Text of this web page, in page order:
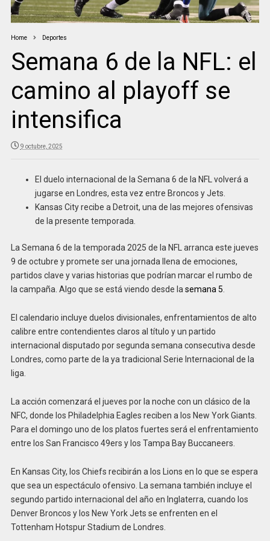
Home Deportes
Semana 6 de la NFL: el
camino al playoff se
intensifica
9 octubre, 2025
El duelo internacional de la Semana 6 de la NFL volverá a
jugarse en Londres, esta vez entre Broncos y Jets.
Kansas City recibe a Detroit, una de las mejores ofensivas
de la presente temporada.
La Semana 6 de la temporada 2025 de la NFL arranca este jueves
9 de octubre y promete ser una jornada llena de emociones,
partidos clave y varias historias que podrían marcar el rumbo de
la campaña. Algo que se está viendo desde la semana 5
El calendario incluye duelos divisionales, enfrentamientos de alto
calibre entre contendientes claros al título y un partido
internacional disputado por segunda semana consecutiva desde
Londres, como parte de la ya tradicional Serie Internacional de la
liga.
La acción comenzará el jueves por la noche con un clásico de la
NFC, donde los Philadelphia Eagles reciben a los New York Giants.
Para el domingo uno de los platos fuertes será el enfrentamiento
entre los San Francisco 49ers y los Tampa Bay Buccaneers.
En Kansas City, los Chiefs recibirán a los Lions en lo que se espera
que sea un espectáculo ofensivo. La semana también incluye el
segundo partido internacional del año en Inglaterra, cuando los
Denver Broncos y los New York Jets se enfrenten en el
Tottenham Hotspur Stadium de Londres.